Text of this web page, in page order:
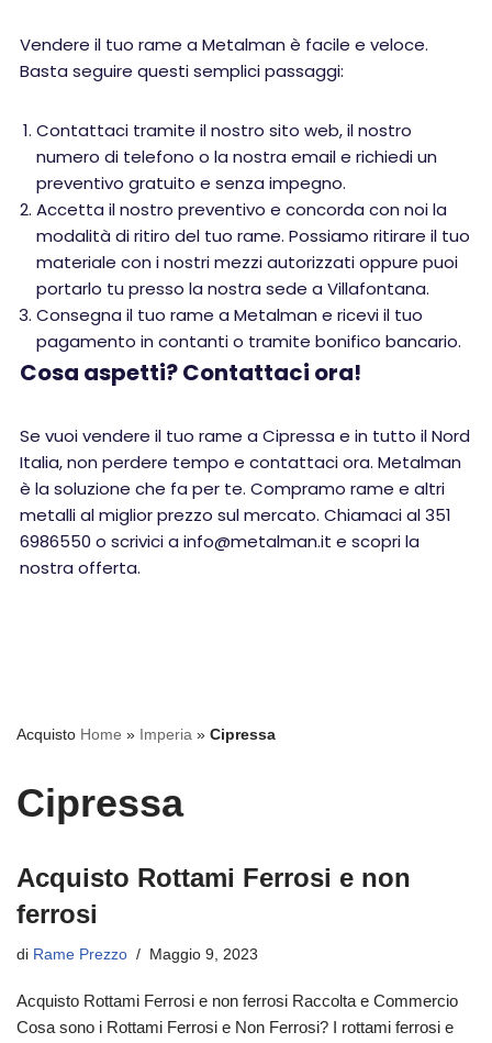
Vendere il tuo rame a Metalman è facile e veloce.
Basta seguire questi semplici passaggi:
Contattaci tramite il nostro sito web, il nostro
numero di telefono o la nostra email e richiedi un
preventivo gratuito e senza impegno.
Accetta il nostro preventivo e concorda con noi la
modalità di ritiro del tuo rame. Possiamo ritirare il tuo
materiale con i nostri mezzi autorizzati oppure puoi
portarlo tu presso la nostra sede a Villafontana.
Consegna il tuo rame a Metalman e ricevi il tuo
pagamento in contanti o tramite bonifico bancario.
Cosa aspetti? Contattaci ora!
Se vuoi vendere il tuo rame a Cipressa e in tutto il Nord
Italia, non perdere tempo e contattaci ora. Metalman
è la soluzione che fa per te. Compramo rame e altri
metalli al miglior prezzo sul mercato. Chiamaci al 351
6986550 o scrivici a info@metalman.it e scopri la
nostra offerta.
Acquisto Home » Imperia » Cipressa
Cipressa
Acquisto Rottami Ferrosi e non
ferrosi
di Rame Prezzo Maggio 9, 2023
Acquisto Rottami Ferrosi e non ferrosi Raccolta e Commercio
Cosa sono i Rottami Ferrosi e Non Ferrosi? I rottami ferrosi e